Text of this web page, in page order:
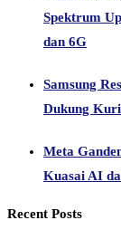
Spektrum
dan 6G
Samsung
Dukung
Meta
Kuasai AI
Recent Posts